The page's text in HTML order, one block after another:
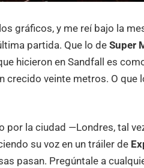
gráficos, y me reí bajo la
partida. Que lo deSuper
hicieron en Sandfall es
crecido veinte metros. O que
por la ciudad —Londres, tal
su voz en un tráiler de
pasan. Pregúntale a